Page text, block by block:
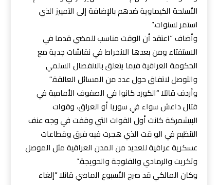
الأسلحة الكيماوية ضدهم بالإضافة إلى التمييز الذي
استمر لسنوات.”
وأضاف “اعتقد أن الوقت مناسب للمضي قدما في
الاستفتاء ومن بعدها الانخراط في نقاشات جدية مع
الحكومة العراقية فيما يتعلق بالانفصال السلمي
والتوصل لاتفاق حول عدد من المسائل العالقة.”
وأردف قائلا “الكورد كانوا في الصفوف الأمامية في
قتال داعش سواء في سوريا أو العراق، وقوات
البيشمركة كانت أول القوات التي وقفت في وجه عنف
التنظيم في الو قت الذي هجرت فيه فرق وقطاعات
عسكرية عراقية للعديد من المدن العراقية مثل الموصل
وتكريت والرمادي والفلوجة والحويجة.”
وكان المالكي قد صرح الأسبوع الماضي قائلا “إلغاء